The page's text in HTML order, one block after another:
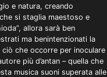
e natura, creando
si staglia maestoso e
allora sarà ben
ma benintenzionati la
che occorre per inoculare
più d’antan – quella che
musica suoni superata alle